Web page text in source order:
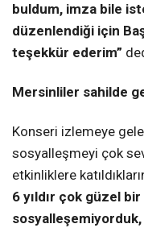
buldum, imza bile
düzenlendiği için
teşekkür ederim”
Mersinliler sahilde
Konseri izlemeye
sosyalleşmeyi çok
etkinliklere
6 yıldır çok güzel